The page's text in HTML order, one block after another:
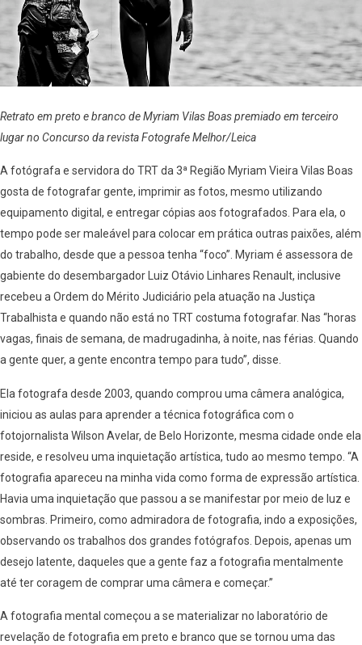
Retrato em preto e branco de Myriam Vilas Boas premiado em terceiro
lugar no Concurso da revista Fotografe Melhor/Leica
A fotógrafa e servidora do TRT da 3ª Região Myriam Vieira Vilas Boas
gosta de fotografar gente, imprimir as fotos, mesmo utilizando
equipamento digital, e entregar cópias aos fotografados. Para ela, o
tempo pode ser maleável para colocar em prática outras paixões, além
do trabalho, desde que a pessoa tenha “foco”. Myriam é assessora de
gabiente do desembargador Luiz Otávio Linhares Renault, inclusive
recebeu a Ordem do Mérito Judiciário pela atuação na Justiça
Trabalhista e quando não está no TRT costuma fotografar. Nas “horas
vagas, finais de semana, de madrugadinha, à noite, nas férias. Quando
a gente quer, a gente encontra tempo para tudo”, disse.
Ela fotografa desde 2003, quando comprou uma câmera analógica,
iniciou as aulas para aprender a técnica fotográfica com o
fotojornalista Wilson Avelar, de Belo Horizonte, mesma cidade onde ela
reside, e resolveu uma inquietação artística, tudo ao mesmo tempo. “A
fotografia apareceu na minha vida como forma de expressão artística.
Havia uma inquietação que passou a se manifestar por meio de luz e
sombras. Primeiro, como admiradora de fotografia, indo a exposições,
observando os trabalhos dos grandes fotógrafos. Depois, apenas um
desejo latente, daqueles que a gente faz a fotografia mentalmente
até ter coragem de comprar uma câmera e começar.”
A fotografia mental começou a se materializar no laboratório de
revelação de fotografia em preto e branco que se tornou uma das